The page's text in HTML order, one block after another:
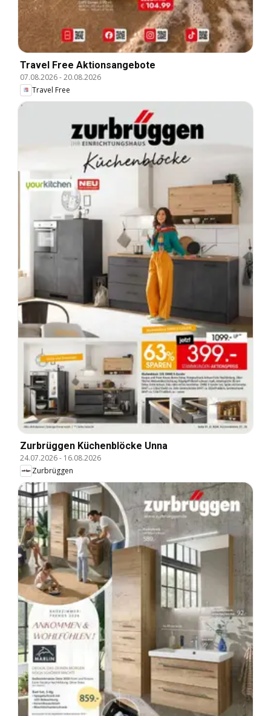
Travel Free Aktionsangebote
07.08.2026-20.08.2026
Travel Free
Zurbrüggen Küchenblöcke Unna
24.07.2026- 16.08.2026
Zurbrüggen